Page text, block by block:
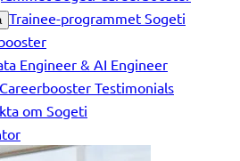
Trainee-programmet Sogeti
Engineer & AI Engineer
Testimonials
om Sogeti